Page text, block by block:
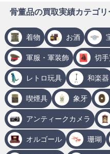
骨董品の買取実績カテゴリ
着物 お酒
軍服・軍装飾 切手
レトロ玩具 和楽器
喫煙具 象牙
アンティークカメラ
オルゴール 珊瑚